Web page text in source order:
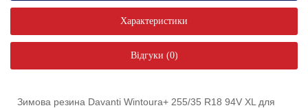
Характеристики
Відгуки (0)
Зимова резина Davanti Wintoura+ 255/35 R18 94V XL для